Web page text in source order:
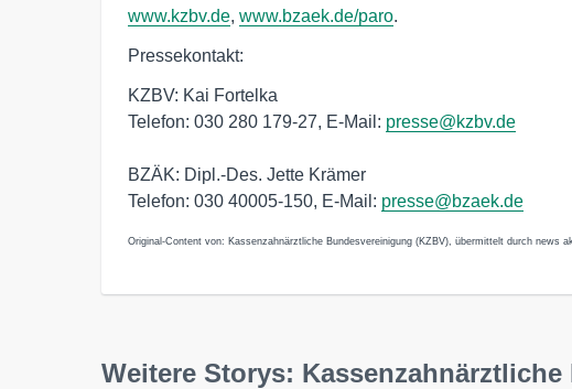
www.kzbv.de, www.bzaek.de/paro.
Pressekontakt:
KZBV: Kai Fortelka
Telefon: 030 280 179-27, E-Mail: presse@kzbv.de
BZÄK: Dipl.-Des. Jette Krämer
Telefon: 030 40005-150, E-Mail: presse@bzaek.de
Original-Content von: Kassenzahnärztliche Bundesvereinigung (KZBV), übermittelt durch news
Weitere Storys: